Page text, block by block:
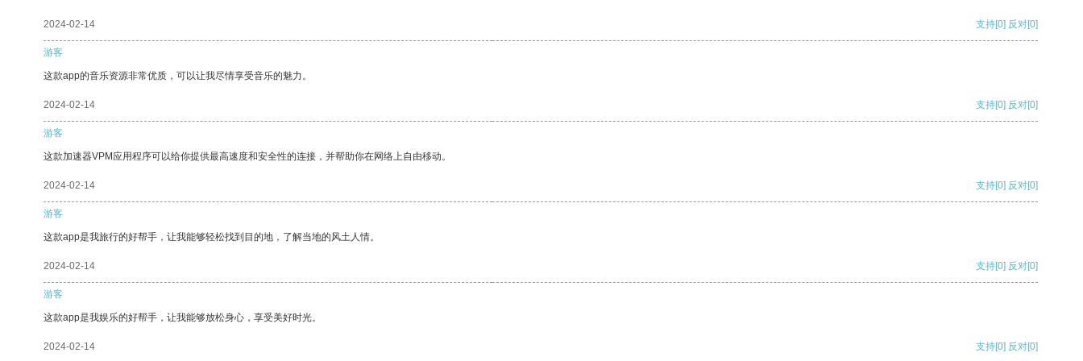
2024-02-14 支持[0] 反对[0]
游客
这款app的音乐资源非常优质，可以让我尽情享受音乐的魅力。
2024-02-14 支持[0] 反对[0]
游客
这款加速器VPM应用程序可以给你提供最高速度和安全性的连接，并帮助你在网络上自由移动。
2024-02-14 支持[0] 反对[0]
游客
这款app是我旅行的好帮手，让我能够轻松找到目的地，了解当地的风土人情。
2024-02-14 支持[0] 反对[0]
游客
这款app是我娱乐的好帮手，让我能够放松身心，享受美好时光。
2024-02-14 支持[0] 反对[0]